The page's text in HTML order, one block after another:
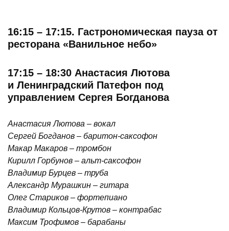
16:15 – 17:15. Гастрономическая пауза от
ресторана «Ванильное небо»
17:15 – 18:30 Анастасия Лютова
и Ленинградский Патефон под
управлением Сергея Богданова
Анастасия Лютова – вокал
Сергей Богданов – баритон-саксофон
Макар Макаров – тромбон
Кирилл Горбунов – альт-саксофон
Владимир Бурцев – труба
Александр Мурашкин – гитара
Олег Стариков – фортепиано
Владимир Кольцов-Крутов – контрабас
Максим Трофимов – барабаны